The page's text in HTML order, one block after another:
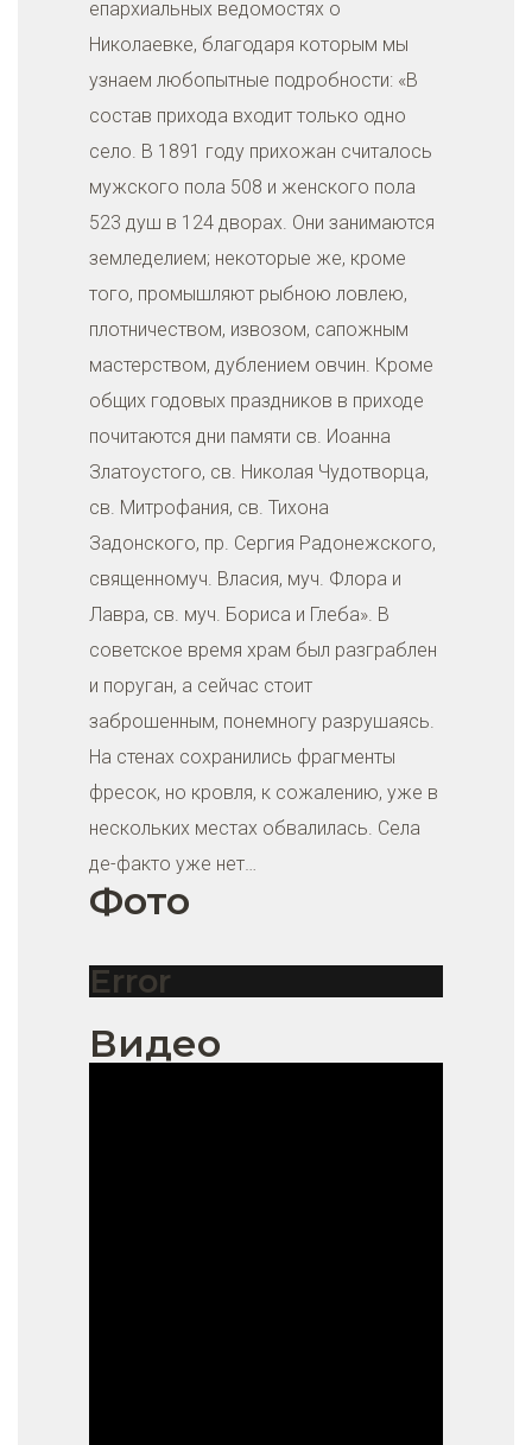
епархиальных ведомостях о
Николаевке, благодаря которым мы
узнаем любопытные подробности: «В
состав прихода входит только одно
село. В 1891 году прихожан считалось
мужского пола 508 и женского пола
523 душ в 124 дворах. Они занимаются
земледелием; некоторые же, кроме
того, промышляют рыбною ловлею,
плотничеством, извозом, сапожным
мастерством, дублением овчин. Кроме
общих годовых праздников в приходе
почитаются дни памяти св. Иоанна
Златоустого, св. Николая Чудотворца,
св. Митрофания, св. Тихона
Задонского, пр. Сергия Радонежского,
священномуч. Власия, муч. Флора и
Лавра, св. муч. Бориса и Глеба». В
советское время храм был разграблен
и поруган, а сейчас стоит
заброшенным, понемногу разрушаясь.
На стенах сохранились фрагменты
фресок, но кровля, к сожалению, уже в
нескольких местах обвалилась. Села
де-факто уже нет…
Фото
Error
Видео